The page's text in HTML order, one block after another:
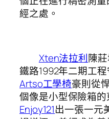
經之處。
Xten法拉利陳
鐵路1992年二期工
Artso工學椅豪則從
個像是小型保險箱
Enjoy121出一張一元